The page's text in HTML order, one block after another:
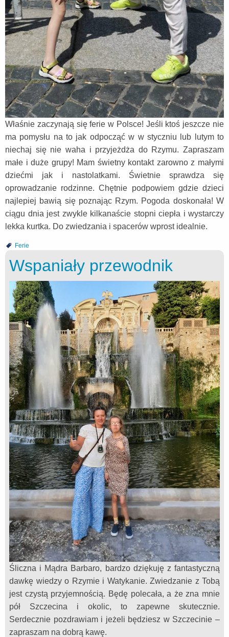
Właśnie zaczynają się ferie w Polsce! Jeśli ktoś jeszcze nie
ma pomysłu na to jak odpocząć w w styczniu lub lutym to
niechaj się nie waha i przyjeżdża do Rzymu. Zapraszam
małe i duże grupy! Mam świetny kontakt zarowno z małymi
dziećmi jak i nastolatkami. Świetnie sprawdza się
oprowadzanie rodzinne. Chętnie podpowiem gdzie dzieci
najlepiej bawią się poznając Rzym. Pogoda doskonała! W
ciągu dnia jest zwykle kilkanaście stopni ciepła i wystarczy
lekka kurtka. Do zwiedzania i spacerów wprost idealnie.
Ferie
Wspaniały przewodnik
Śliczna i Mądra Barbaro, bardzo dziękuję z fantastyczną
dawkę wiedzy o Rzymie i Watykanie. Zwiedzanie z Tobą
jest czystą przyjemnością. Będę polecała, a że zna mnie
pół Szczecina i okolic, to zapewne skutecznie.
Serdecznie pozdrawiam i jeżeli będziesz w Szczecinie –
zapraszam na dobrą kawę.